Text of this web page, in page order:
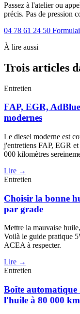
Passez à l'atelier ou
précis. Pas de pression
04 78 61 24 50
À lire aussi
Trois articles
Entretien
FAP, EGR,
modernes
Le diesel moderne est
j'entretiens FAP, EGR
000 kilomètres
Lire →
Entretien
Choisir la bonne
par grade
Mettre la mauvaise
Voilà le guide pratique
ACEA à respecter.
Lire →
Entretien
Boîte
l'huile à 80 000